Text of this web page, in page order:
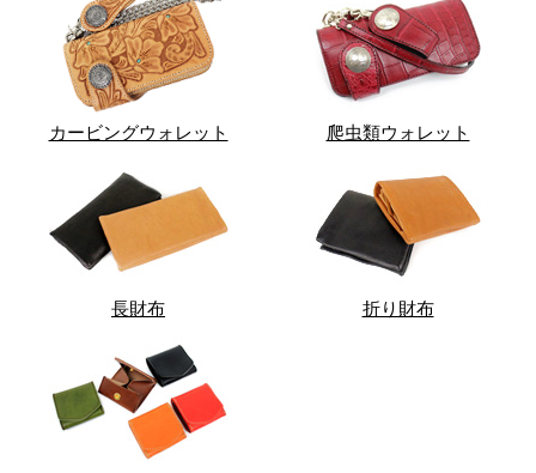
カービングウォレット 爬虫類ウォレット
長財布 折り財布